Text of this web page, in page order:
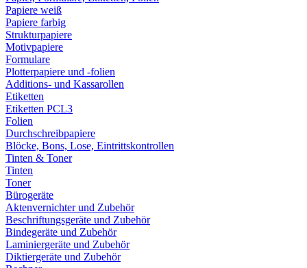
Papiere weiß
Papiere farbig
Strukturpapiere
Motivpapiere
Formulare
Plotterpapiere und -folien
Additions- und Kassarollen
Etiketten
Etiketten PCL3
Folien
Durchschreibpapiere
Blöcke, Bons, Lose, Eintrittskontrollen
Tinten & Toner
Tinten
Toner
Bürogeräte
Aktenvernichter und Zubehör
Beschriftungsgeräte und Zubehör
Bindegeräte und Zubehör
Laminiergeräte und Zubehör
Diktiergeräte und Zubehör